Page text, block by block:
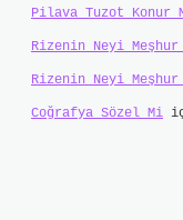
Pilava Tuzot Konur
Rizenin Neyi Meşhur
Rizenin Neyi Meşhur
Coğrafya Sözel Mi